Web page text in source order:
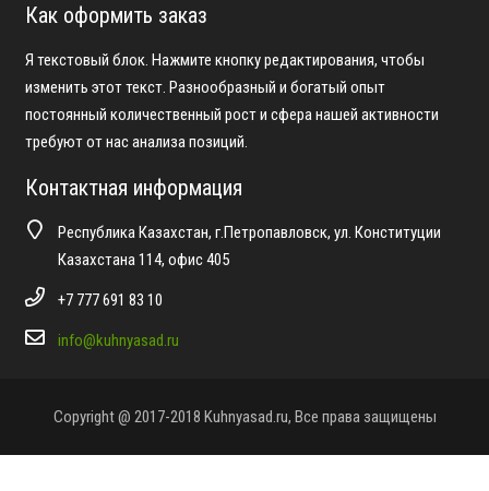
Как оформить заказ
Я текстовый блок. Нажмите кнопку редактирования, чтобы
изменить этот текст. Разнообразный и богатый опыт
постоянный количественный рост и сфера нашей активности
требуют от нас анализа позиций.
Контактная информация
Республика Казахстан, г.Петропавловск, ул. Конституции
Казахстана 114, офис 405
+7 777 691 83 10
info@kuhnyasad.ru
Copyright @ 2017-2018 Kuhnyasad.ru, Все права защищены